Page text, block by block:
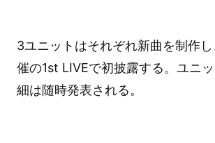
3ユニットはそれぞれ新曲を制作
催の1st LIVEで初披露する。ユニ
細は随時発表される。